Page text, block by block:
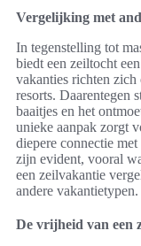
Vergelijking met
In tegenstelling tot
biedt een zeiltocht
vakanties richten zich
resorts. Daarentegen
baaitjes en het
unieke aanpak zorgt
diepere connectie
zijn evident, vooral
een zeilvakantie
andere vakantietypen.
De vrijheid van een